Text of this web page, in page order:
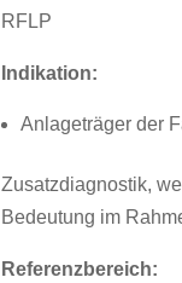
RFLP
Indikation:
Anlageträger der
Zusatzdiagnostik,
Bedeutung im
Referenzbereich: